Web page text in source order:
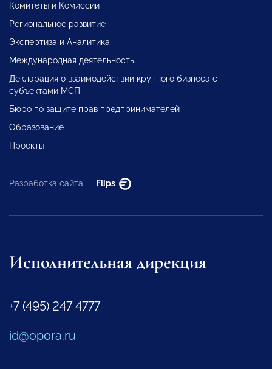
Комитеты и Комиссии
Региональное развитие
Экспертиза и Аналитика
Международная деятельность
Декларация о взаимодействии крупного бизнеса с
субъектами МСП
Бюро по защите прав предпринимателей
Образование
Проекты
Разработка сайта — Flips
Исполнительная дирекция
+7 (495) 247 4777
id@opora.ru